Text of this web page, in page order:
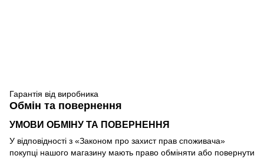
Гарантія від виробника
Обмін та повернення
УМОВИ ОБМІНУ ТА ПОВЕРНЕННЯ
У відповідності з «Законом про захист прав споживача»
покупці нашого магазину мають право обміняти або повернути